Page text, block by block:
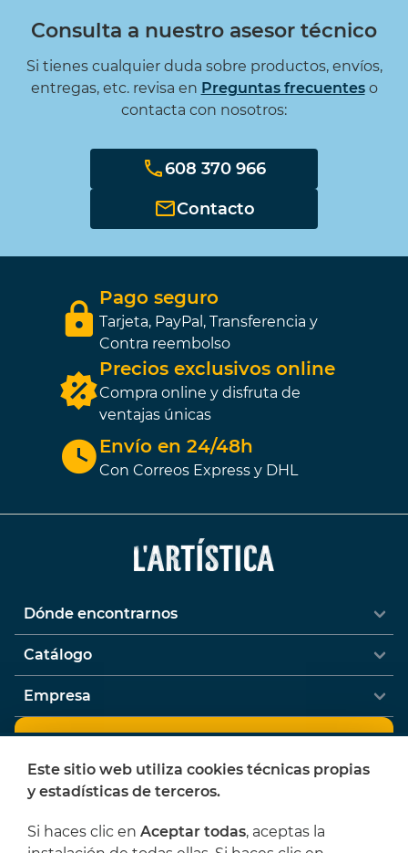
Consulta a nuestro asesor técnico
Si tienes cualquier duda sobre productos, envíos,
entregas, etc. revisa en Preguntas frecuenteso
contacta con nosotros:
608 370 966
Contacto
Pago seguro
Tarjeta, PayPal, Transferencia y
Contra reembolso
Precios exclusivos online
Compra online y disfruta de
ventajas únicas
Envío en 24/48h
Con Correos Express y DHL
Dónde encontrarnos
Catálogo
Empresa
Newsletter
¿Quieres recibir ofertas y novedades de
Este sitio web utiliza cookies técnicas propias
y estadísticas de terceros.
Si haces clic en Aceptar todas, aceptas la